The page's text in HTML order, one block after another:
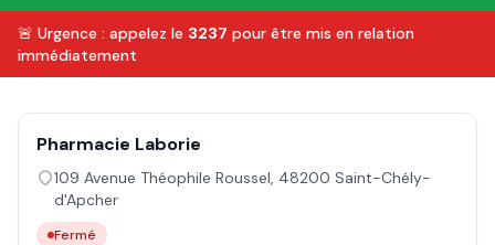
🚨 Urgence : appelez le 3237 pour être mis en relation
immédiatement
Pharmacie Laborie
109 Avenue Théophile Roussel, 48200 Saint-Chély-
d'Apcher
Fermé